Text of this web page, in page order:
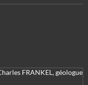
FRANKEL, géologue